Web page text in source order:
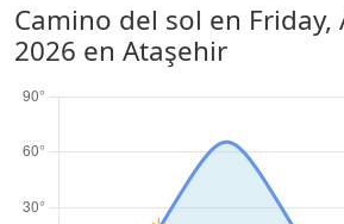
Camino del sol en Friday,
2026 en Ataşehir